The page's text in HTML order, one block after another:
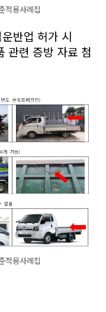
적용사례집
반업 허가 시
관련 증방 자료 첨
적용사례집